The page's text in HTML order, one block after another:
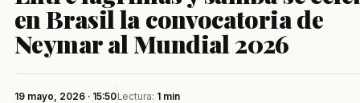
en Brasil la convocatoria de
Neymar al Mundial 2026
19 mayo, 2026 · 15:50Lectura: 1 min